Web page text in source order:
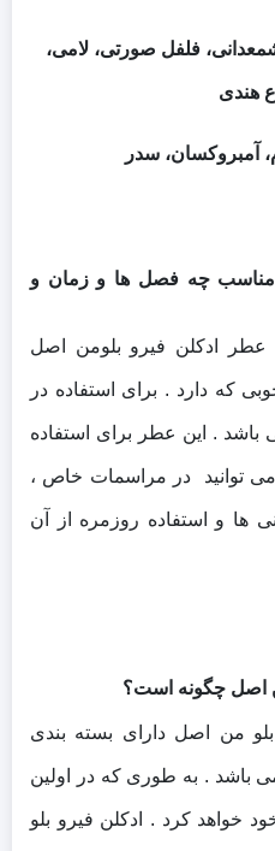
فلفل صورتی، لامی،
هندی
آمبروکسان، سدر
مناسب چه فصل ها و زمان و
ادکلن فیرو بلومن اصل
که دارد . برای استفاده در
. این عطر برای استفاده
توانید در مراسمات خاص ،
ها و استفاده روزمره از آن
اصل چگونه است؟
من اصل دارای بسته بندی
باشد . به طوری که در اولین
خواهد کرد . ادکلن فیرو بلو